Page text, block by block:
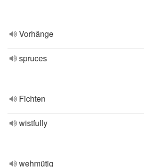
Vorhänge
spruces
Fichten
wistfully
wehmütig